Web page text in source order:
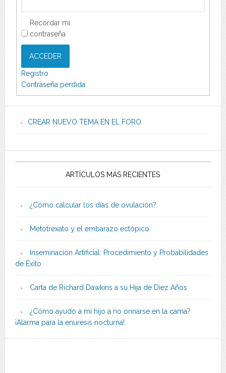
Recordar mi
contraseña
ACCEDER
Registro
Contraseña perdida
CREAR NUEVO TEMA EN EL FORO
ARTÍCULOS MÁS RECIENTES
¿Cómo calcular los días de ovulación?
Metotrexato y el embarazo ectópico
Inseminación Artificial: Procedimiento y Probabilidades
de Éxito
Carta de Richard Dawkins a su Hija de Diez Años
¿Cómo ayudo a mi hijo a no orinarse en la cama?
¡Alarma para la enuresis nocturna!